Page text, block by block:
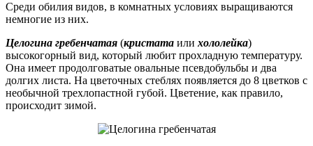
Среди обилия видов, в комнатных условиях выращиваются
немногие из них.
Целогина гребенчатая (кристата или хололейка)
высокогорный вид, который любит прохладную температуру.
Она имеет продолговатые овальные псевдобульбы и два
долгих листа. На цветочных стеблях появляется до 8 цветков с
необычной трехлопастной губой. Цветение, как правило,
происходит зимой.